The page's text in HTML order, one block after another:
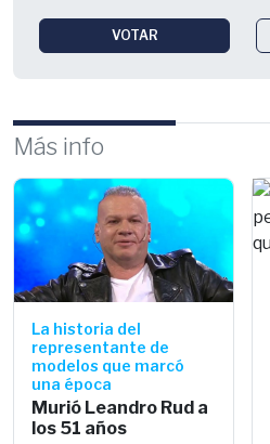
VOTAR
Más info
La historia del
representante de
modelos que marcó
una época
Murió Leandro Rud a
los 51 años